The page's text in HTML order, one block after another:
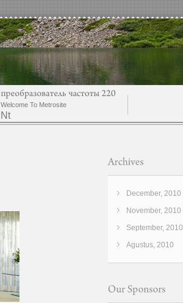
Welcome To Metrosite
Nt
December, 2010
November, 2010
September, 2010
Agustus, 2010